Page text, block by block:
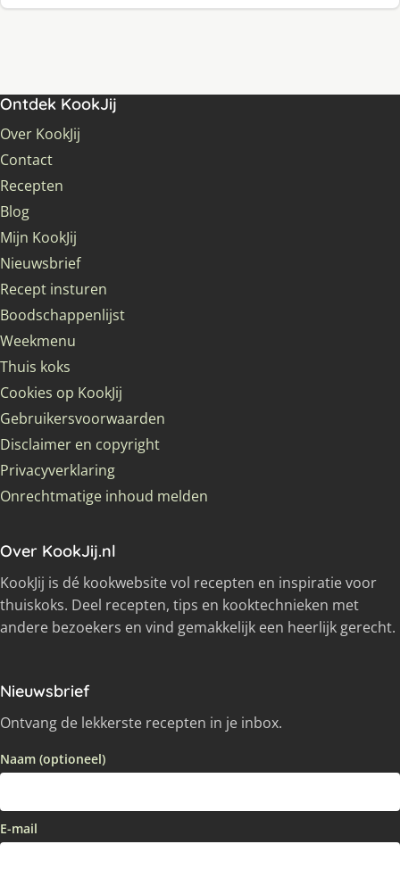
Ontdek KookJij
Over KookJij
Contact
Recepten
Blog
Mijn KookJij
Nieuwsbrief
Recept insturen
Boodschappenlijst
Weekmenu
Thuis koks
Cookies op KookJij
Gebruikersvoorwaarden
Disclaimer en copyright
Privacyverklaring
Onrechtmatige inhoud melden
Over KookJij.nl
KookJij is dé kookwebsite vol recepten en inspiratie voor
thuiskoks. Deel recepten, tips en kooktechnieken met
andere bezoekers en vind gemakkelijk een heerlijk gerecht.
Nieuwsbrief
Ontvang de lekkerste recepten in je inbox.
Naam (optioneel)
E-mail